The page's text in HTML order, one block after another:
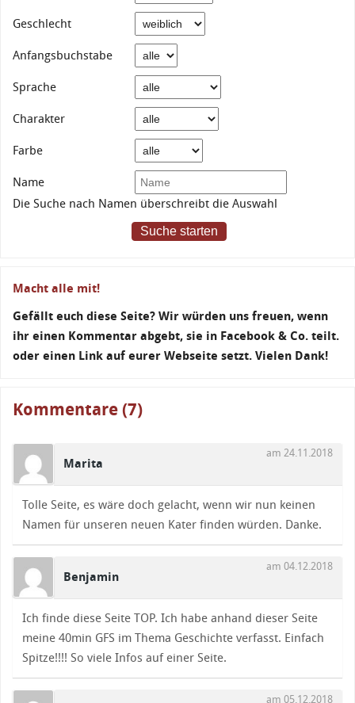
Geschlecht
Anfangsbuchstabe
Sprache
Charakter
Farbe
Name
Die Suche nach Namen überschreibt die Auswahl
Suche starten
Macht alle mit!
Gefällt euch diese Seite? Wir würden uns freuen, wenn
ihr einen Kommentar abgebt, sie in Facebook & Co. teilt.
oder einen Link auf eurer Webseite setzt. Vielen Dank!
Kommentare (7)
Marita
am 24.11.2018
Tolle Seite, es wäre doch gelacht, wenn wir nun keinen
Namen für unseren neuen Kater finden würden. Danke.
Benjamin
am 04.12.2018
Ich finde diese Seite TOP. Ich habe anhand dieser Seite
meine 40min GFS im Thema Geschichte verfasst. Einfach
Spitze!!!! So viele Infos auf einer Seite.
am 05.12.2018